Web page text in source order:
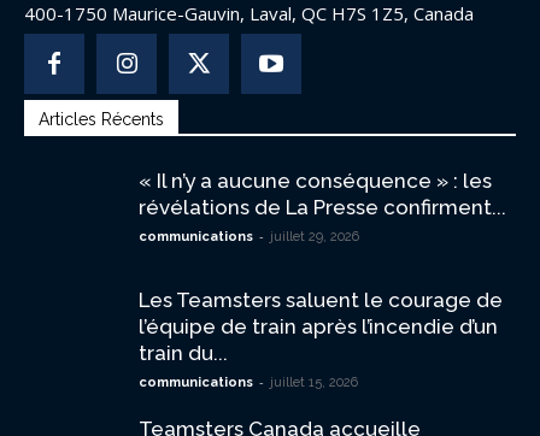
400-1750 Maurice-Gauvin, Laval, QC H7S 1Z5, Canada
Articles Récents
« Il n’y a aucune conséquence » : les
révélations de La Presse confirment...
communications - juillet 29, 2026
Les Teamsters saluent le courage de
l’équipe de train après l’incendie d’un
train du...
communications - juillet 15, 2026
Teamsters Canada accueille